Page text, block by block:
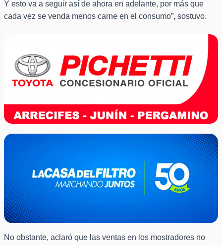
Y esto va a seguir así de ahora en adelante, por más que
cada vez se venda menos carne en el consumo”, sostuvo.
No obstante, aclaró que las ventas en los mostradores no